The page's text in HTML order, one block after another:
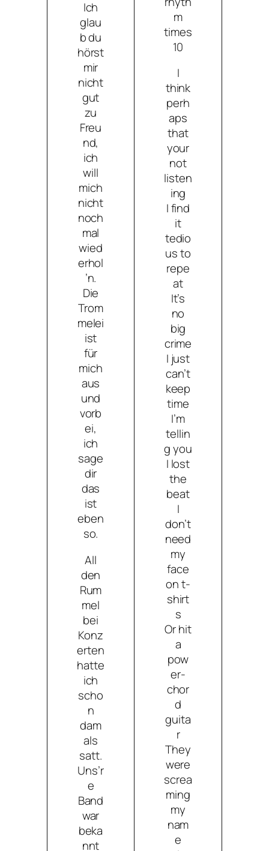
Ich
glau
b du
hörst
mir
nicht
gut
zu
Freu
nd,
ich
will
mich
nicht
noch
mal
wied
erhol
’n.
Die
Trom
melei
ist
für
mich
aus
und
vorb
ei,
ich
sage
dir
das
ist
eben
so.
All
den
Rum
mel
bei
Konz
erten
hatte
ich
scho
n
dam
als
satt.
Uns’r
e
Band
war
beka
nnt
m
times
10
I
think
perh
aps
that
your
not
listen
ing
I find
it
tedio
us to
repe
at
It’s
no
big
crime
I just
can’t
keep
time
I’m
tellin
g you
I lost
the
beat
I
don’t
need
my
face
on t-
shirt
s
Or hit
a
pow
er-
chor
d
guita
r
They
were
screa
ming
my
nam
e